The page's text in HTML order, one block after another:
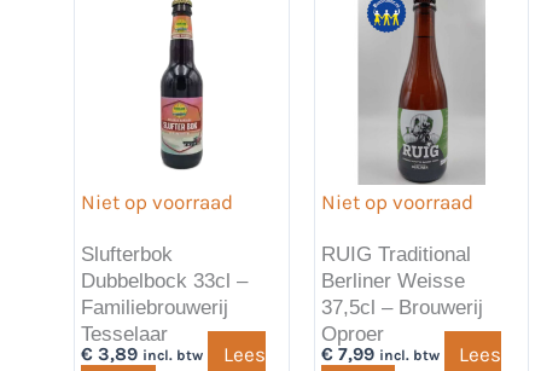
Niet op voorraad
Slufterbok
Dubbelbock 33cl –
Familiebrouwerij
Tesselaar
€ 3,89 incl. btw
Lees
Niet op voorraad
RUIG Traditional
Berliner Weisse
37,5cl – Brouwerij
Oproer
€7,99 incl. btw
Lees